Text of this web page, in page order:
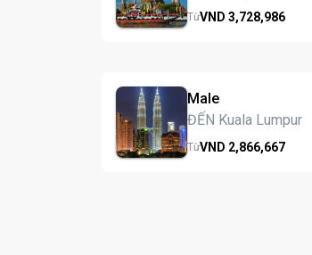
TừVND 3,728,986
Male
ĐẾN Kuala Lumpur
TừVND 2,866,667